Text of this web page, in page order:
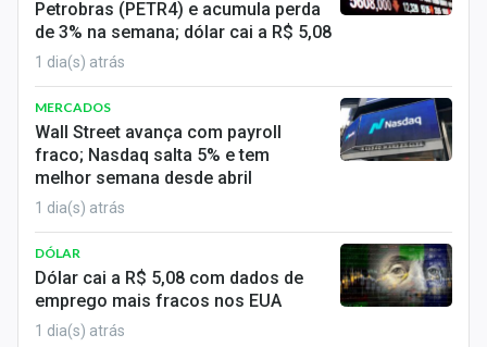
Petrobras (PETR4) e acumula perda
de 3% na semana; dólar cai a R$ 5,08
1 dia(s) atrás
MERCADOS
Wall Street avança com payroll
fraco; Nasdaq salta 5% e tem
melhor semana desde abril
1 dia(s) atrás
DÓLAR
Dólar cai a R$ 5,08 com dados de
emprego mais fracos nos EUA
1 dia(s) atrás